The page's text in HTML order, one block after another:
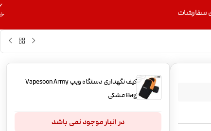
سفارشات
کیف نگهداری دستگاه ویپ Vapesoon Army
Bag مشکی
در انبار موجود نمی باشد